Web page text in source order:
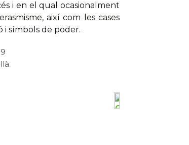
i en el qual ocasionalment
així com les cases
i símbols de poder.